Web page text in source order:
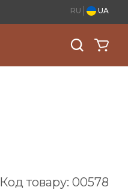
RU UA
Код товару: 00578